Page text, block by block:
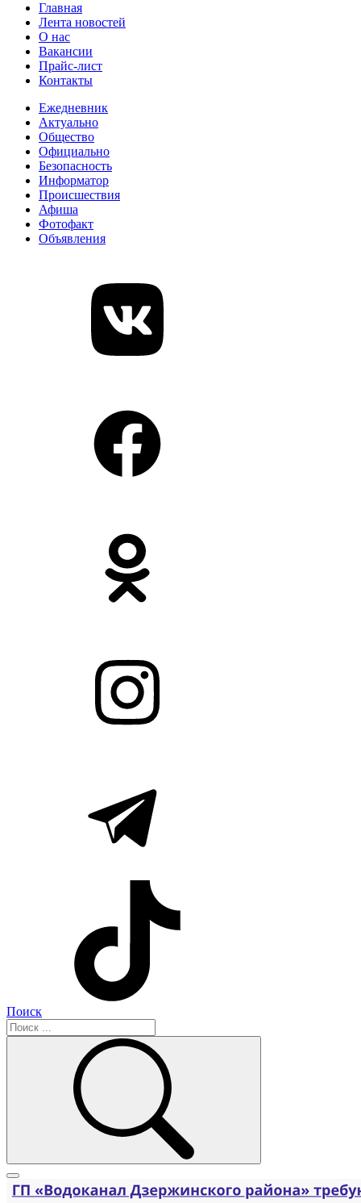
Главная
Лента новостей
О нас
Вакансии
Прайс-лист
Контакты
Ежедневник
Актуально
Общество
Официально
Безопасность
Информатор
Происшествия
Афиша
Фотофакт
Объявления
Поиск